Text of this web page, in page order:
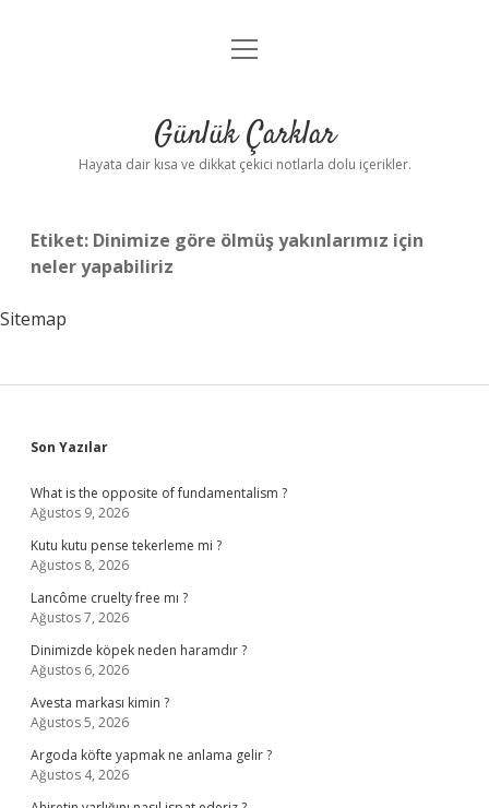
Anasayfa
Yasal Uyarı
menüyü
Günlük Çarklar
Hayata dair kısa ve dikkat çekici notlarla dolu içerikler.
Etiket: Dinimize göre ölmüş yakınlarımız için
neler yapabiliriz
Sitemap
Sidebar
Son Yazılar
What is the opposite of fundamentalism ?
Ağustos 9, 2026
Kutu kutu pense tekerleme mi ?
Ağustos 8, 2026
Lancôme cruelty free mı ?
Ağustos 7, 2026
Dinimizde köpek neden haramdır ?
Ağustos 6, 2026
Avesta markası kimin ?
Ağustos 5, 2026
Argoda köfte yapmak ne anlama gelir ?
Ağustos 4, 2026